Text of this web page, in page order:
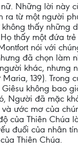
Những lời này
ra từ một người
thấy những
Họ thấy một đứa
nói với
đã chọn làm
khác, nhưng
139). Trong
không bao
Người đã mặc
ước mơ của
của Thiên Chúa
đuối của nhân
Thiên Chúa.